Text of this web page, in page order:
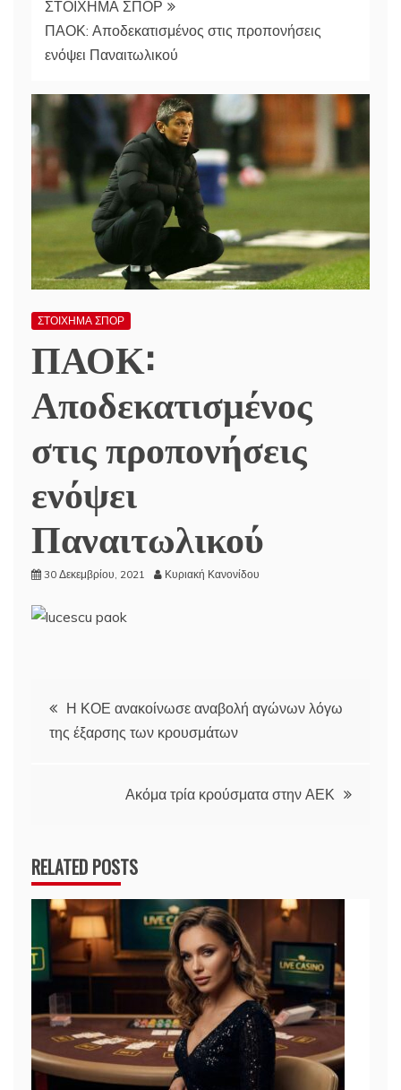
ΣΤΟΙΧΗΜΑ ΣΠΟΡ
ΠΑΟΚ: Αποδεκατισμένος στις προπονήσεις
ενόψει Παναιτωλικού
ΣΤΟΙΧΗΜΑ ΣΠΟΡ
ΠΑΟΚ:
Αποδεκατισμένος
στις προπονήσεις
ενόψει
Παναιτωλικού
30 Δεκεμβρίου, 2021 Κυριακή Κανονίδου
Πλοήγηση
άρθρων
Η ΚΟΕ ανακοίνωσε αναβολή αγώνων λόγω
της έξαρσης των κρουσμάτων
Ακόμα τρία κρούσματα στην ΑΕΚ
RELATED POSTS